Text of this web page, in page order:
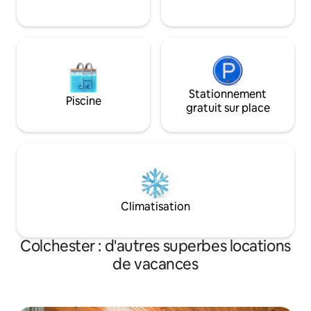
golf avec des zèbres.
Piscine
Stationnement
gratuit sur place
Climatisation
Colchester : d'autres superbes locations
de vacances